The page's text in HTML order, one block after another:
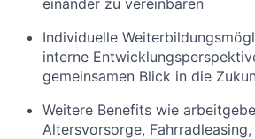
einander zu vereinbaren
Individuelle
interne
gemeinsamen Blick in die
Weitere Benefits wie
Altersvorsorge, Fahrradleasing,